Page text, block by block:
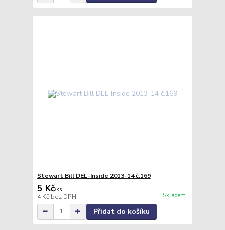
Stewart Bill DEL-Inside 2013-14 č.169
5 Kč/ks
4 Kč bez DPH Skladem
Přidat do košíku